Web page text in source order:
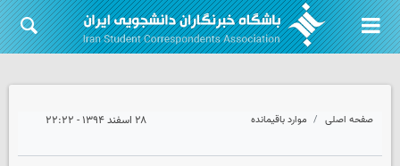
صفحه اصلی موارد باقیمانده ۲۸ اسفند ۱۳۹۴ - ۲۲:۲۲